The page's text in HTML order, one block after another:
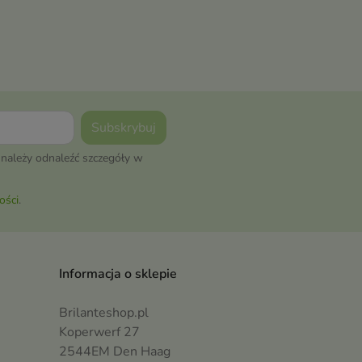
odnaleźć szczegóły w
.
Informacja o sklepie
Brilanteshop.pl
Koperwerf 27
2544EM Den Haag